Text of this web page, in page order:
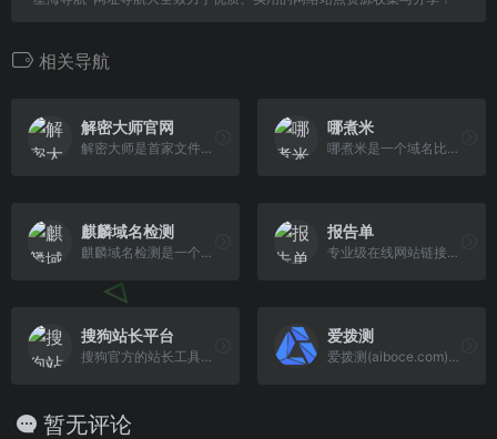
相关导航
解密大师官网
解密大师是首家文件密码破解服务商,网站支持rar,zip,7z,word,doc,docx,excel,xls,xlsx,pdf,ppt,pptx,mdb,accdb等在线密码破解、清除、找回
哪煮米
哪煮米是一个域名比价网站，帮助您找到合适的域名后缀和域名注册商。
麒麟域名检测
麒麟域名检测是一个专业的域...
报告单
专业级在线网站链接地址SEO实时测评报告单生成，通过报告单可以诊断网页SEO问题，提供解决办法，助力站长实现搜索引擎SEO优化！
搜狗站长平台
搜狗官方的站长工具，可以提...
爱拨测
爱拨测(aiboce.com)免费提供网站速度测试、API测速、HTTP测速、域名污染检测、域名拦截查询、在线ping测试、多地tcping、dns查询、路由跟踪查询、在线MTR 、ipv6 网站测试等站长工具。
暂无评论